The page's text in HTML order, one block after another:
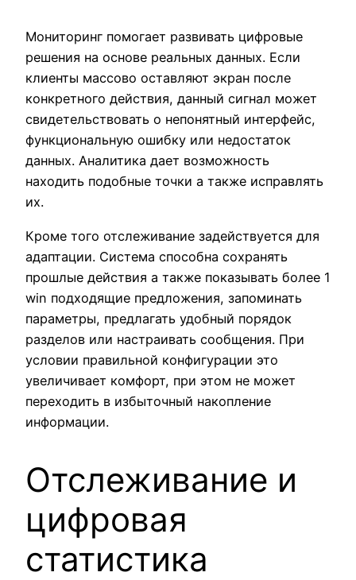
Мониторинг помогает развивать цифровые
решения на основе реальных данных. Если
клиенты массово оставляют экран после
конкретного действия, данный сигнал может
свидетельствовать о непонятный интерфейс,
функциональную ошибку или недостаток
данных. Аналитика дает возможность
находить подобные точки а также исправлять
их.
Кроме того отслеживание задействуется для
адаптации. Система способна сохранять
прошлые действия а также показывать более 1
win подходящие предложения, запоминать
параметры, предлагать удобный порядок
разделов или настраивать сообщения. При
условии правильной конфигурации это
увеличивает комфорт, при этом не может
переходить в избыточный накопление
информации.
Отслеживание и
цифровая
статистика